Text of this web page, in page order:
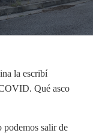
la escribí
Qué asco
salir de